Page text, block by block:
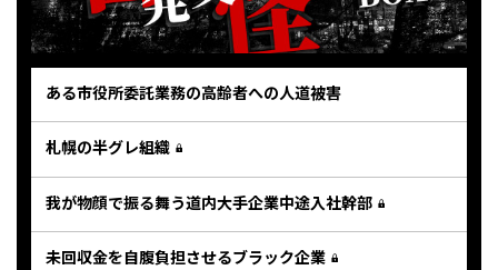
ある市役所委託業務の高齢者への人道被害
札幌の半グレ組織
我が物顔で振る舞う道内大手企業中途入社幹部
未回収金を自腹負担させるブラック企業